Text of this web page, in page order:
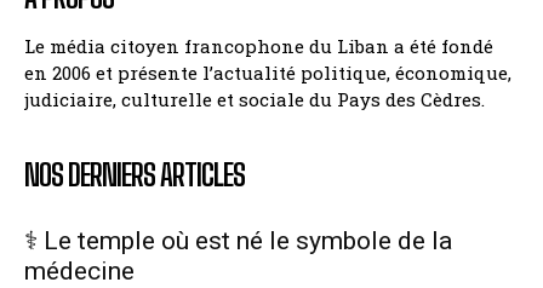
Le média citoyen francophone du Liban a été fondé
en 2006 et présente l’actualité politique, économique,
judiciaire, culturelle et sociale du Pays des Cèdres.
NOS DERNIERS ARTICLES
⚕️ Le temple où est né le symbole de la
médecine